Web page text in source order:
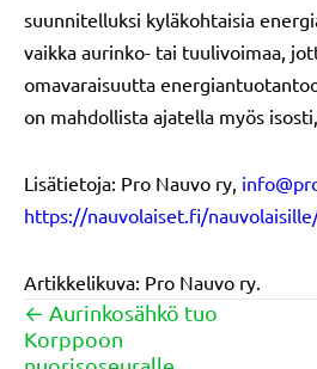
suunnitelluksi kyläkohtaisia
vaikka aurinko- tai tuulivoimaa,
omavaraisuutta
on mahdollista ajatella myös
Lisätietoja: Pro Nauvo ry,
https://nauvolaiset.fi/
Artikkelikuva: Pro Nauvo ry.
Posts
navigation
← Aurinkosähkö tuo
Korppoon